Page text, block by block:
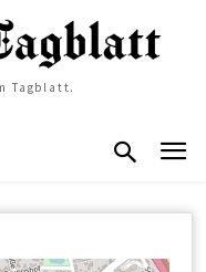
Tagblatt.